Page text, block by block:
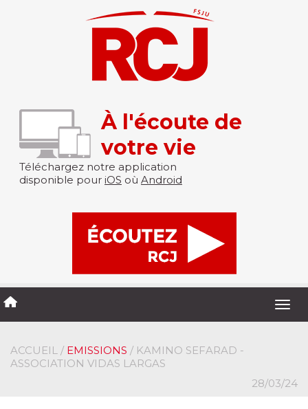
À l'écoute de
votre vie
Téléchargez notre application
disponible pour iOS où Android
ACCUEIL / EMISSIONS / KAMINO SEFARAD -
ASSOCIATION VIDAS LARGAS
28/03/24